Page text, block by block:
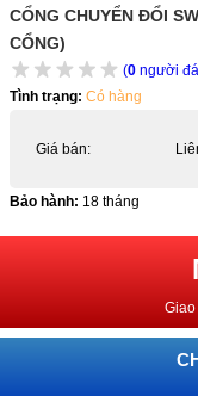
CỔNG CHUYỂN ĐỔI
CỔNG)
(0 người
Tình trạng: Có hàng
Giá bán:
Bảo hành: 18 tháng